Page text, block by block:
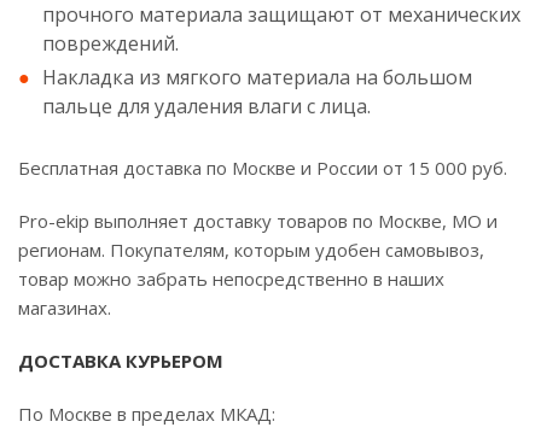
прочного материала защищают от механических
повреждений.
Накладка из мягкого материала на большом
пальце для удаления влаги с лица.
Бесплатная доставка по Москве и России от 15 000 руб.
Pro-ekip выполняет доставку товаров по Москве, МО и
регионам. Покупателям, которым удобен самовывоз,
товар можно забрать непосредственно в наших
магазинах.
ДОСТАВКА КУРЬЕРОМ
По Москве в пределах МКАД: